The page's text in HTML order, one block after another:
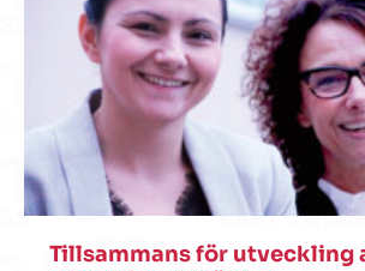
Tillsammans för utveckling